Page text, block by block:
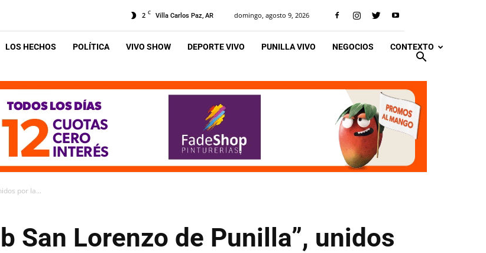
2 C Villa Carlos Paz, AR domingo, agosto 9, 2026
LOS HECHOS POLÍTICA VIVO SHOW DEPORTE VIVO PUNILLA VIVO NEGOCIOS CONTEXTO
por la...
San Lorenzo de Punilla”, unidos